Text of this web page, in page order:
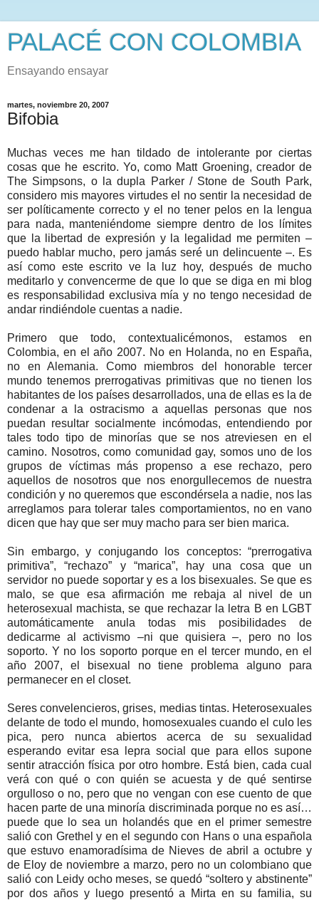
PALACÉ CON COLOMBIA
Ensayando ensayar
martes, noviembre 20, 2007
Bifobia
Muchas veces me han tildado de intolerante por ciertas
cosas que he escrito. Yo, como Matt Groening, creador de
The Simpsons, o la dupla Parker / Stone de South Park,
considero mis mayores virtudes el no sentir la necesidad de
ser políticamente correcto y el no tener pelos en la lengua
para nada, manteniéndome siempre dentro de los límites
que la libertad de expresión y la legalidad me permiten –
puedo hablar mucho, pero jamás seré un delincuente –. Es
así como este escrito ve la luz hoy, después de mucho
meditarlo y convencerme de que lo que se diga en mi blog
es responsabilidad exclusiva mía y no tengo necesidad de
andar rindiéndole cuentas a nadie.
Primero que todo, contextualicémonos, estamos en
Colombia, en el año 2007. No en Holanda, no en España,
no en Alemania. Como miembros del honorable tercer
mundo tenemos prerrogativas primitivas que no tienen los
habitantes de los países desarrollados, una de ellas es la de
condenar a la ostracismo a aquellas personas que nos
puedan resultar socialmente incómodas, entendiendo por
tales todo tipo de minorías que se nos atreviesen en el
camino. Nosotros, como comunidad gay, somos uno de los
grupos de víctimas más propenso a ese rechazo, pero
aquellos de nosotros que nos enorgullecemos de nuestra
condición y no queremos que escondérsela a nadie, nos las
arreglamos para tolerar tales comportamientos, no en vano
dicen que hay que ser muy macho para ser bien marica.
Sin embargo, y conjugando los conceptos: “prerrogativa
primitiva”, “rechazo” y “marica”, hay una cosa que un
servidor no puede soportar y es a los bisexuales. Se que es
malo, se que esa afirmación me rebaja al nivel de un
heterosexual machista, se que rechazar la letra B en LGBT
automáticamente anula todas mis posibilidades de
dedicarme al activismo –ni que quisiera –, pero no los
soporto. Y no los soporto porque en el tercer mundo, en el
año 2007, el bisexual no tiene problema alguno para
permanecer en el closet.
Seres convelencieros, grises, medias tintas. Heterosexuales
delante de todo el mundo, homosexuales cuando el culo les
pica, pero nunca abiertos acerca de su sexualidad
esperando evitar esa lepra social que para ellos supone
sentir atracción física por otro hombre. Está bien, cada cual
verá con qué o con quién se acuesta y de qué sentirse
orgulloso o no, pero que no vengan con ese cuento de que
hacen parte de una minoría discriminada porque no es así…
puede que lo sea un holandés que en el primer semestre
salió con Grethel y en el segundo con Hans o una española
que estuvo enamoradísima de Nieves de abril a octubre y
de Eloy de noviembre a marzo, pero no un colombiano que
salió con Leidy ocho meses, se quedó “soltero y abstinente”
por dos años y luego presentó a Mirta en su familia, su